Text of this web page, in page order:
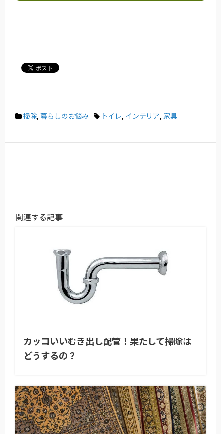
掃除, 暮らしのお悩み トイレ, インテリア, 家具
関連する記事
カッコいいむき出し配管！果たして掃除は
どうするの？